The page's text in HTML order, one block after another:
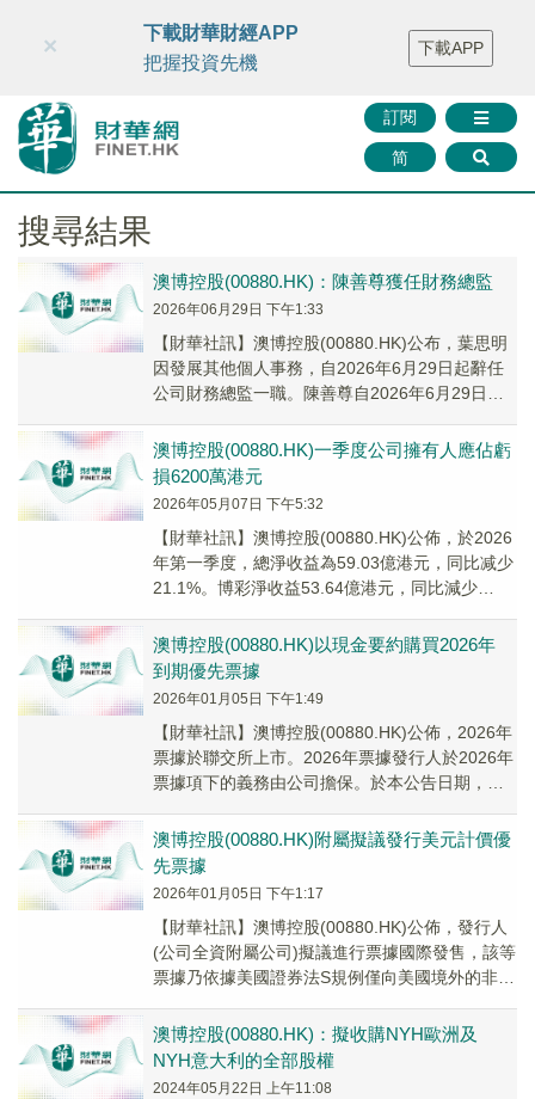
財華智庫網 FINTV FINMETA 財華證券 媒體矩陣
智庫沙龍
聯絡我們
訂閱
简
×
下載財華財經APP
把握投資先機
下載APP
搜尋結果
澳博控股(00880.HK)：陳善尊獲任財務總監
2026年06月29日 下午1:33
​【財華社訊】澳博控股(00880.HK)公布，葉思明
因發展其他個人事務，自2026年6月29日起辭任
公司財務總監一職。陳善尊自2026年6月29日起
澳博控股(00880.HK)一季度公司擁有人應佔虧
損6200萬港元
2026年05月07日 下午5:32
【財華社訊】澳博控股(00880.HK)公佈，於2026
年第一季度，總淨收益為59.03億港元，同比减少
21.1%。博彩淨收益53.64億港元，同比減少
澳博控股(00880.HK)以現金要約購買2026年
到期優先票據
2026年01月05日 下午1:49
【財華社訊】澳博控股(00880.HK)公佈，2026年
票據於聯交所上市。2026年票據發行人於2026年
票據項下的義務由公司擔保。於本公告日期，本
澳博控股(00880.HK)附屬擬議發行美元計價優
先票據
2026年01月05日 下午1:17
【財華社訊】澳博控股(00880.HK)公佈，發行人
(公司全資附屬公司)擬議進行票據國際發售，該等
票據乃依據美國證券法S規例僅向美國境外的非美
澳博控股(00880.HK)：擬收購NYH歐洲及
NYH意大利的全部股權
2024年05月22日 上午11:08